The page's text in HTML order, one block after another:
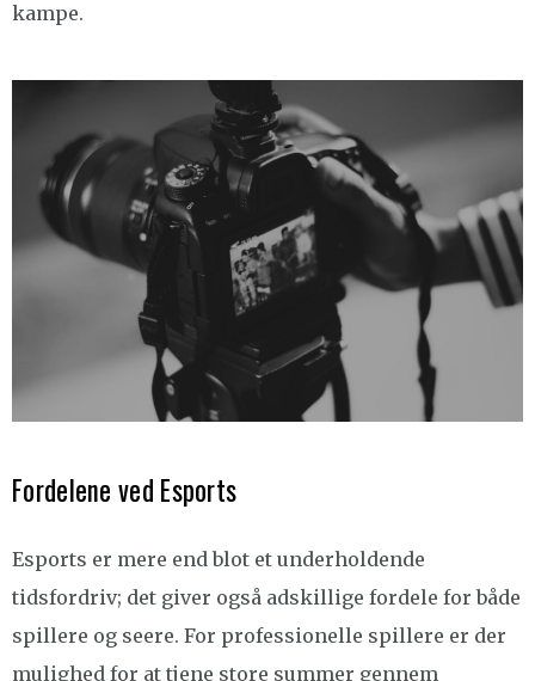
kampe.
Fordelene ved Esports
Esports er mere end blot et underholdende
tidsfordriv; det giver også adskillige fordele for både
spillere og seere. For professionelle spillere er der
mulighed for at tjene store summer gennem